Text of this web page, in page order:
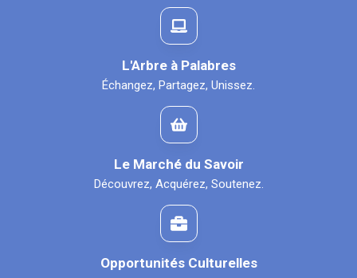
L'Arbre à Palabres
Échangez, Partagez, Unissez.
Le Marché du Savoir
Découvrez, Acquérez, Soutenez.
Opportunités Culturelles